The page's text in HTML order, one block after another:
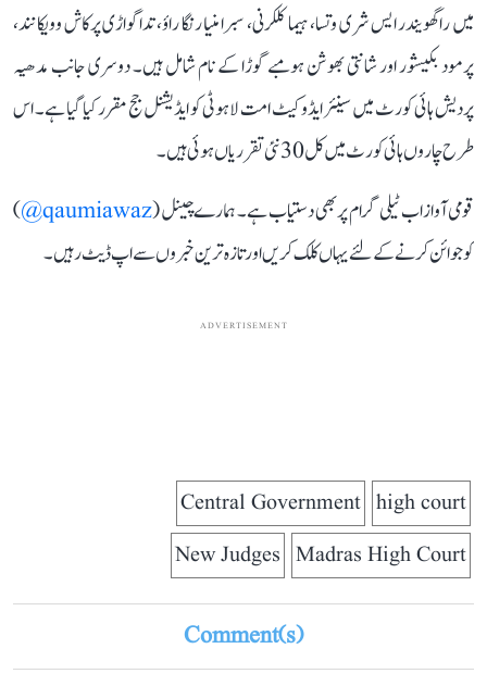
میں راگھویندر ایس شری وتسا، ہیما کلکرنی، سبرامنیا رنگا راؤ، تداگواڑی پرکاش وویکانند،
پرمود بکیشور اور شانتی بھوشن ہومبے گوڑا کے نام شامل ہیں۔ دوسری جانب مدھیہ
پردیش ہائی کورٹ میں سینئر ایڈوکیٹ امت لاہوٹی کو ایڈیشنل جج مقرر کیا گیا ہے۔ اس
طرح چاروں ہائی کورٹ میں کل 30 نئی تقرریاں ہوئی ہیں۔
قومی آواز اب ٹیلی گرام پر بھی دستیاب ہے۔ ہمارے چینل (qaumiawaz@
)
کو جوائن کرنے کے لئے یہاں کلک کریں اور تازہ ترین خبروں سے اپ ڈیٹ رہیں۔
ADVERTISEMENT
high court
Central Government
Madras High Court
New Judges
Comment(s)